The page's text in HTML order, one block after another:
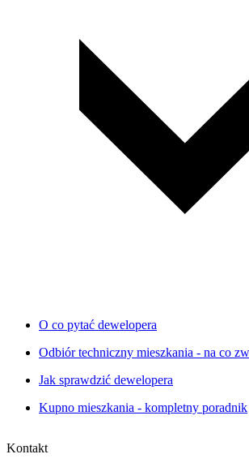
O co pytać dewelopera
Odbiór techniczny mieszkania - na co
Jak sprawdzić dewelopera
Kupno mieszkania - kompletny poradnik
Kontakt